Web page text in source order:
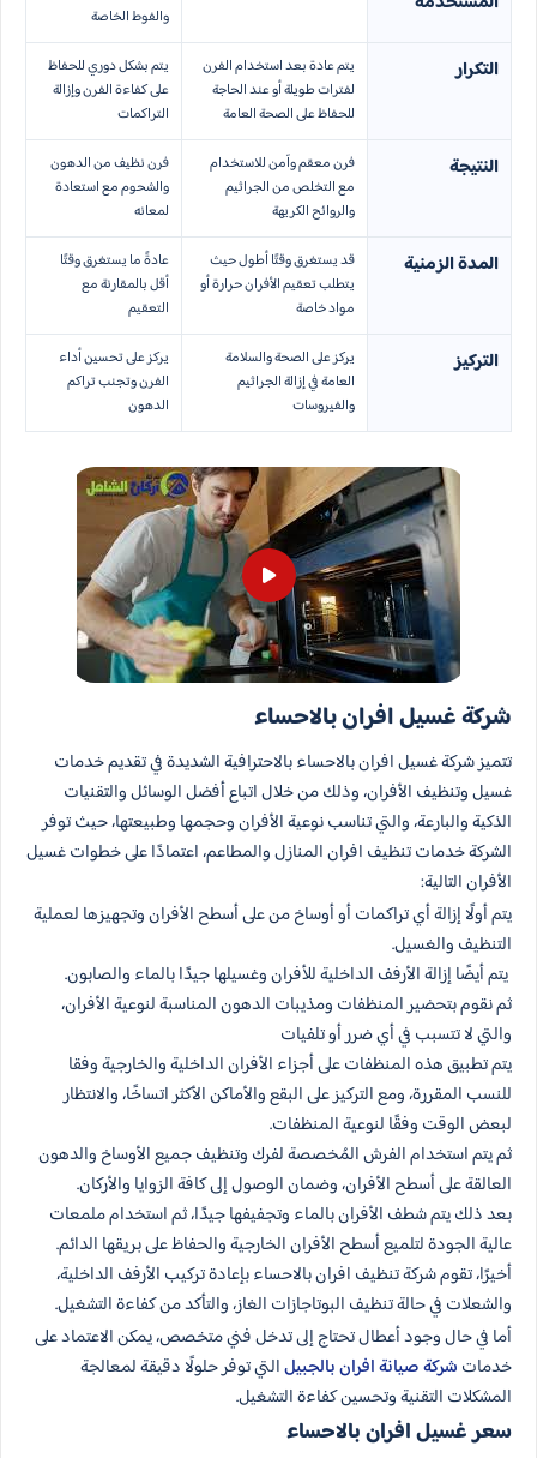
والفوط الخاصة
التكرار
يتم عادة بعد استخدام الفرن
لفترات طويلة أو عند الحاجة
للحفاظ على الصحة العامة
يتم بشكل دوري للحفاظ
على كفاءة الفرن وإزالة
التراكمات
النتيجة
فرن معقم وآمن للاستخدام
مع التخلص من الجراثيم
والروائح الكريهة
فرن نظيف من الدهون
والشحوم مع استعادة
لمعانه
المدة الزمنية
قد يستغرق وقتًا أطول حيث
يتطلب تعقيم الأفران حرارة أو
مواد خاصة
عادةً ما يستغرق وقتًا
أقل بالمقارنة مع
التعقيم
التركيز
يركز على الصحة والسلامة
العامة في إزالة الجراثيم
والفيروسات
يركز على تحسين أداء
الفرن وتجنب تراكم
الدهون
شركة غسيل افران بالاحساء
تتميز شركة غسيل افران بالاحساء بالاحترافية الشديدة في تقديم خدمات
غسيل وتنظيف الأفران، وذلك من خلال اتباع أفضل الوسائل والتقنيات
الذكية والبارعة، والتي تناسب نوعية الأفران وحجمها وطبيعتها، حيث توفر
الشركة خدمات تنظيف افران المنازل والمطاعم، اعتمادًا على خطوات غسيل
الأفران التالية:
يتم أولًا إزالة أي تراكمات أو أوساخ من على أسطح الأفران وتجهيزها لعملية
التنظيف والغسيل.
يتم أيضًا إزالة الأرفف الداخلية للأفران وغسيلها جيدًا بالماء والصابون.
ثم نقوم بتحضير المنظفات ومذيبات الدهون المناسبة لنوعية الأفران،
والتي لا تتسبب في أي ضرر أو تلفيات
يتم تطبيق هذه المنظفات على أجزاء الأفران الداخلية والخارجية وفقا
للنسب المقررة، ومع التركيز على البقع والأماكن الأكثر اتساخًا، والانتظار
لبعض الوقت وفقًا لنوعية المنظفات.
ثم يتم استخدام الفرش المُخصصة لفرك وتنظيف جميع الأوساخ والدهون
العالقة على أسطح الأفران، وضمان الوصول إلى كافة الزوايا والأركان.
بعد ذلك يتم شطف الأفران بالماء وتجفيفها جيدًا، ثم استخدام ملمعات
عالية الجودة لتلميع أسطح الأفران الخارجية والحفاظ على بريقها الدائم.
أخيرًا، تقوم شركة تنظيف افران بالاحساء بإعادة تركيب الأرفف الداخلية،
والشعلات في حالة تنظيف البوتاجازات الغاز، والتأكد من كفاءة التشغيل.
أما في حال وجود أعطال تحتاج إلى تدخل فني متخصص، يمكن الاعتماد على
خدمات شركة صيانة افران بالجبيلالتي توفر حلولًا دقيقة لمعالجة
المشكلات التقنية وتحسين كفاءة التشغيل.
سعر غسيل افران بالاحساء